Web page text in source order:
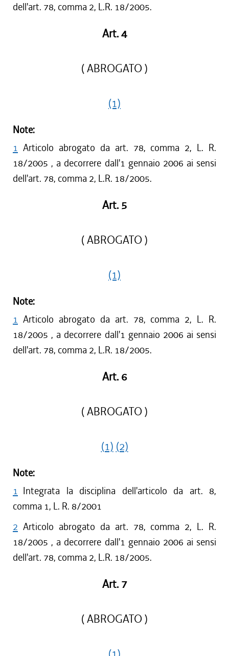
dell'art. 78, comma 2, L.R. 18/2005.
Art. 4
( ABROGATO )
(1)
Note:
1 Articolo abrogato da art. 78, comma 2, L. R.
18/2005 , a decorrere dall'1 gennaio 2006 ai sensi
dell'art. 78, comma 2, L.R. 18/2005.
Art. 5
( ABROGATO )
(1)
Note:
1 Articolo abrogato da art. 78, comma 2, L. R.
18/2005 , a decorrere dall'1 gennaio 2006 ai sensi
dell'art. 78, comma 2, L.R. 18/2005.
Art. 6
( ABROGATO )
(1) (2)
Note:
1 Integrata la disciplina dell'articolo da art. 8,
comma 1, L. R. 8/2001
2 Articolo abrogato da art. 78, comma 2, L. R.
18/2005 , a decorrere dall'1 gennaio 2006 ai sensi
dell'art. 78, comma 2, L.R. 18/2005.
Art. 7
( ABROGATO )